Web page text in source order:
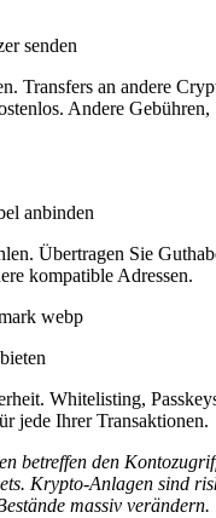
senden
Transfers an andere
Andere
anbinden
Übertragen Sie
kompatible Adressen.
Whitelisting,
jede Ihrer Transaktionen.
betreffen den
Krypto-Anlagen sind
massiv verändern.